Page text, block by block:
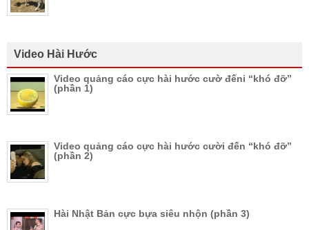
Video Hài Hước
Video quảng cáo cực hài hước cườ đếni “khó đỡ”
(phần 1)
Video quảng cáo cực hài hước cười đến “khó đỡ”
(phần 2)
Hài Nhật Bản cực bựa siêu nhộn (phần 3)